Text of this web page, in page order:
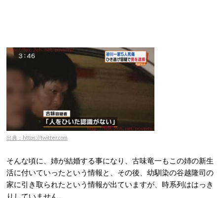
出典：https://twitter.com
そんな頃に、姉が結婚する事になり、古味竜一もこの姉の新生
活に付いていったという情報と、その後、幼馴染の谷越隆司の
家に引き取られたという情報が出ていますが、時系列ははっき
りしていません。